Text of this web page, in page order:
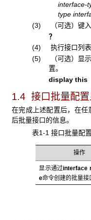
interface-
type
(3) （可选）键入
？
(4) 执行接口列表
(5) （可选）显示
置。
display this
1.4 接口批量配
在完成上述配置后，在任
后批量接口的信息。
表1-1 接口批量配
操作
显示通过interface
e命令创建的批量接